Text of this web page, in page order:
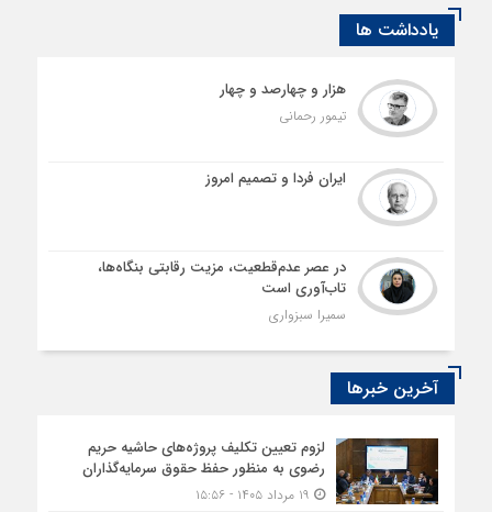
یادداشت ها
هزار و چهارصد و چهار
تیمور رحمانی
ایران فردا و تصمیم امروز
در عصر عدم‌قطعیت، مزیت رقابتی بنگاه‌ها،
تاب‌آوری است
سمیرا سبزواری
آخرین خبرها
لزوم تعیین تکلیف پروژه‌های حاشیه حریم
رضوی به منظور حفظ حقوق سرمایه‌گذاران